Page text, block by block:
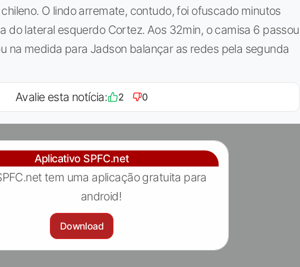
O lindo arremate, contudo, foi ofuscado minutos
do lateral esquerdo Cortez. Aos 32min, o camisa 6 passou
na medida para Jadson balançar as redes pela segunda
Avalie esta notícia: 2 0
Aplicativo SPFC.net
tem uma aplicação gratuita para
android!
Download